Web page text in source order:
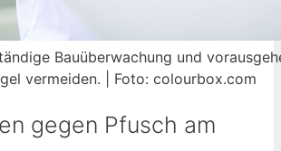
Bauüberwachung und
vermeiden. | Foto: colourbox.com
gegen Pfusch am